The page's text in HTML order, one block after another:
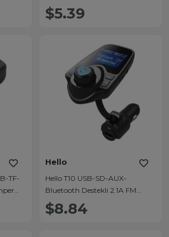
Bluetooth Hafızasız Fm
Transmitter
$5.39
TF-
Hello
Hello T10 USB-SD-AUX-
Bluetooth Destekli 2.1A FM
Transmitter
$8.84